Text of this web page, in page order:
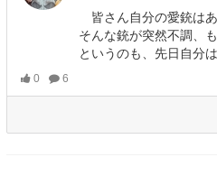
皆さん自分の愛銃は
そんな銃が突然不調、もし
というのも、先日自分は銃の調子が悪くなったので、あるショップへ修理に出
0 6